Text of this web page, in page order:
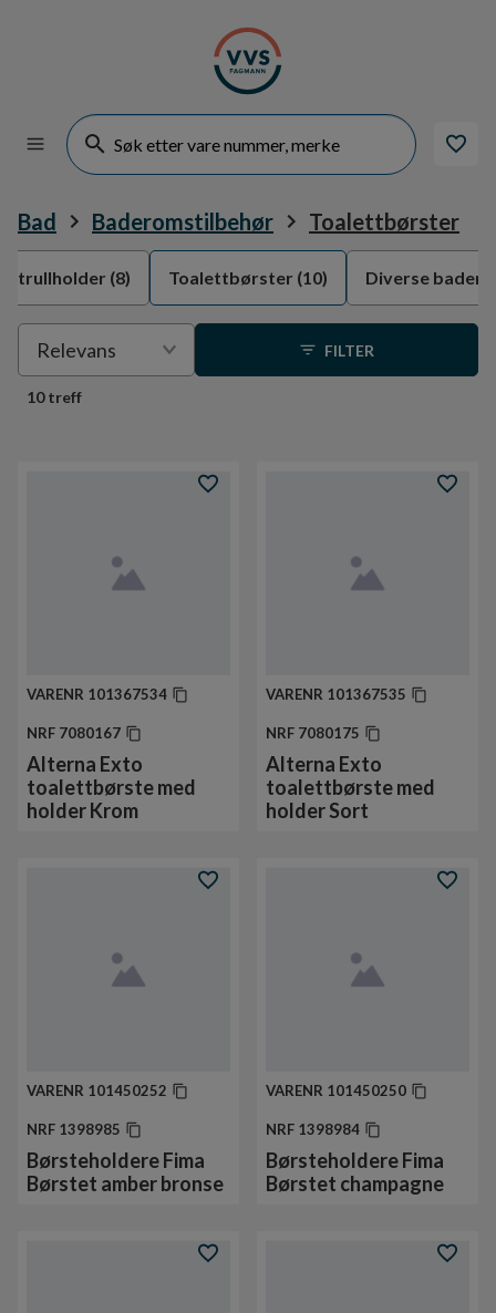
Bad Baderomstilbehør Toalettbørster
(8) Toalettbørster (10) Diverse
sortering
Relevans FILTER
10 treff
VARENR 101367534
NRF 7080167
Alterna Exto
toalettbørste med
holder Krom
VARENR 101367535
NRF 7080175
Alterna Exto
toalettbørste med
holder Sort
VARENR 101450252
NRF 1398985
Børsteholdere Fima
Børstet amber bronse
VARENR 101450250
NRF 1398984
Børsteholdere Fima
Børstet champagne